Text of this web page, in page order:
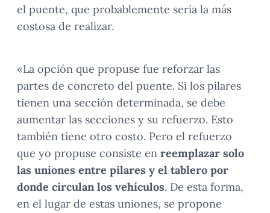
el puente, que probablemente sería la más
costosa de realizar.
«La opción que propuse fue reforzar las
partes de concreto del puente. Si los pilares
tienen una sección determinada, se debe
aumentar las secciones y su refuerzo. Esto
también tiene otro costo. Pero el refuerzo
que yo propuse consiste en reemplazar solo
las uniones entre pilares y el tablero por
donde circulan los vehículos. De esta forma,
en el lugar de estas uniones, se propone